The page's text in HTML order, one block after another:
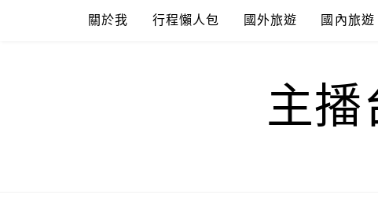
關於我 行程懶人包 國外旅遊 國內旅遊
主